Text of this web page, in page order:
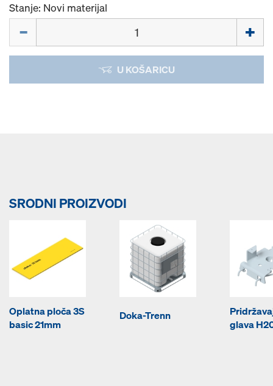
Stanje: Novi materijal
U KOŠARICU
SRODNI PROIZVODI
Oplatna ploča 3S
basic 21mm
Doka-Trenn
glava